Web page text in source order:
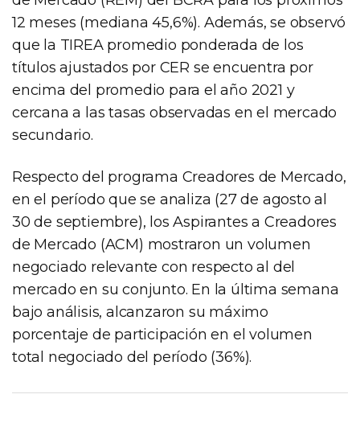
12 meses (mediana 45,6%). Además, se observó
que la TIREA promedio ponderada de los
títulos ajustados por CER se encuentra por
encima del promedio para el año 2021 y
cercana a las tasas observadas en el mercado
secundario.
Respecto del programa Creadores de Mercado,
en el período que se analiza (27 de agosto al
30 de septiembre), los Aspirantes a Creadores
de Mercado (ACM) mostraron un volumen
negociado relevante con respecto al del
mercado en su conjunto. En la última semana
bajo análisis, alcanzaron su máximo
porcentaje de participación en el volumen
total negociado del período (36%).